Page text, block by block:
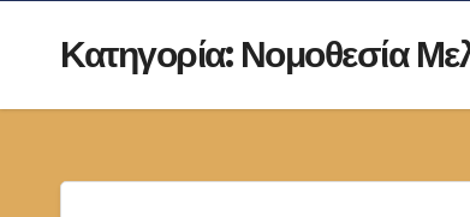
Κατηγορία: Νομοθεσία